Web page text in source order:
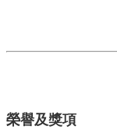
試
專
榮譽及獎項